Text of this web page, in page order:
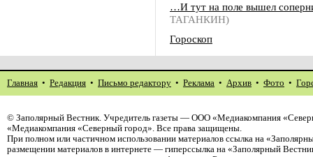
…И тут на поле вышел
ТАГАНКИН)
Гороскоп
Главная • Редакция • Письмо редактору • Реклама • Архив • Фото •
© Заполярный Вестник. Учредитель газеты — ООО «Медиакомпания
«Медиакомпания «Северный город». Все права защищены.
При полном или частичном использовании материалов ссылка на
размещении материалов в интернете — гиперссылка на «Заполярный